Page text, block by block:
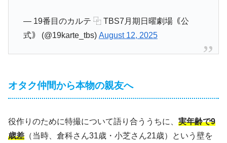
— 19番目のカルテ ⿻ TBS7月期日曜劇場｟公
式｠ (@19karte_tbs) August 12, 2025
オタク仲間から本物の親友へ
役作りのために特撮について語り合ううちに、 実年齢で9
歳差 （当時、倉科さん31歳・小芝さん21歳）という壁を